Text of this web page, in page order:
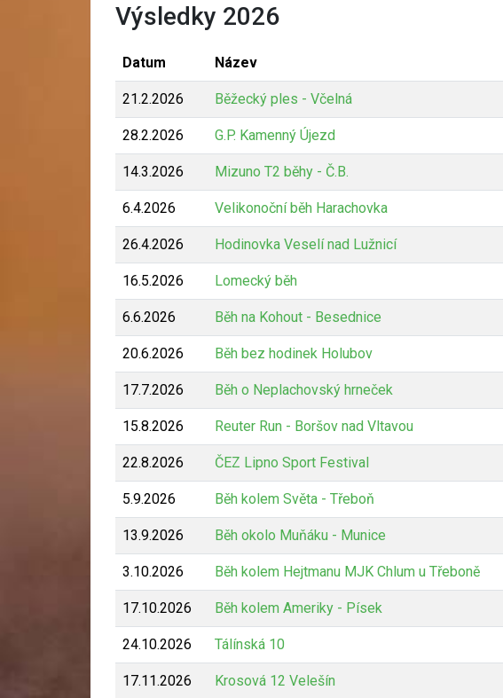
Výsledky 2026
Datum Název
21.2.2026 Běžecký ples - Včelná
28.2.2026 G.P. Kamenný Újezd
14.3.2026 Mizuno T2 běhy - Č.B.
6.4.2026 Velikonoční běh Harachovka
26.4.2026 Hodinovka Veselí nad Lužnicí
16.5.2026 Lomecký běh
6.6.2026 Běh na Kohout - Besednice
20.6.2026 Běh bez hodinek Holubov
17.7.2026 Běh o Neplachovský hrneček
15.8.2026 Reuter Run - Boršov nad Vltavou
22.8.2026 ČEZ Lipno Sport Festival
5.9.2026 Běh kolem Světa - Třeboň
13.9.2026 Běh okolo Muňáku - Munice
3.10.2026 Běh kolem Hejtmanu MJK Chlum u Třeboně
17.10.2026 Běh kolem Ameriky - Písek
24.10.2026 Tálínská 10
17.11.2026 Krosová 12 Velešín